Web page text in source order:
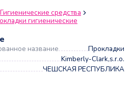
Гигиенические средства
гигиенические
название
Прокладки
Kimberly-Clark,s.r.o.
ЧЕШСКАЯ РЕСПУБЛИКА